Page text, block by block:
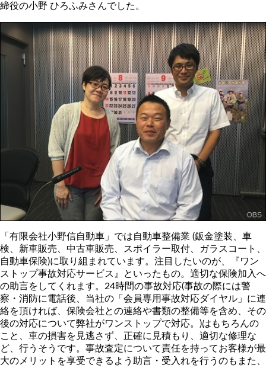
締役の小野 ひろふみさんでした。
「有限会社小野信自動車」では自動車整備業 (鈑金塗装、車
検、新車販売、中古車販売、スポイラー取付、ガラスコート、
自動車保険)に取り組まれています。注目したいのが、『ワン
ストップ事故対応サービス』といったもの。適切な保険加入へ
の助言をしてくれます。24時間の事故対応(事故の際には警
察・消防に電話後、当社の「会員専用事故対応ダイヤル」に連
絡を頂ければ、保険会社との連絡や書類の整備等を含め、その
後の対応について弊社がワンストップで対応。)はもちろんの
こと、車の損害を見逃さず、正確に見積もり、適切な修理な
ど、行うそうです。事故査定について責任を持ってお客様が最
大のメリットを享受できるよう助言・受入れを行うのもまた、